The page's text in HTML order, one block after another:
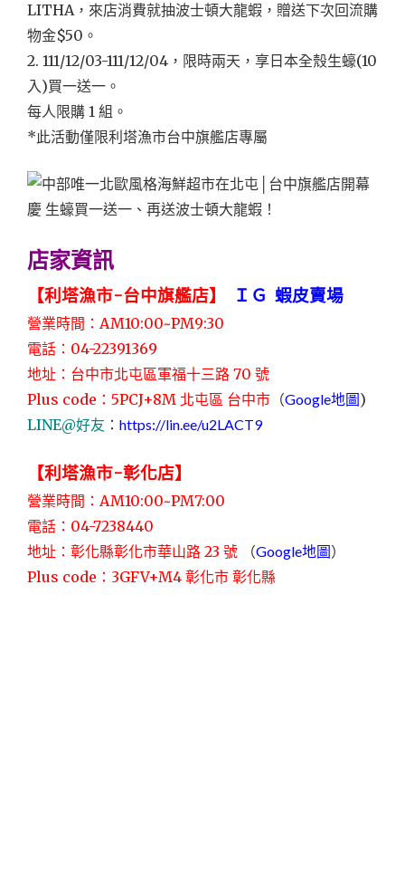
LITHA，來店消費就抽波士頓大龍蝦，贈送下次回流購
物金$50。
2. 111/12/03-111/12/04，限時兩天，享日本全殼生蠔(10
入)買一送一。
每人限購 1 組。
*此活動僅限利塔漁市台中旗艦店專屬
店家資訊
【利塔漁市-台中旗艦店】 ＩＧ 蝦皮賣場
營業時間：AM10:00~PM9:30
電話：04-22391369
地址：台中市北屯區軍福十三路 70 號
Plus code：5PCJ+8M 北屯區 台中市 （Google地圖)
LINE@好友 ： https://lin.ee/u2LACT9
【利塔漁市-彰化店】
營業時間：AM10:00~PM7:00
電話：04-7238440
地址：彰化縣彰化市華山路 23 號
（Google地圖）
Plus code：3GFV+M4 彰化市 彰化縣